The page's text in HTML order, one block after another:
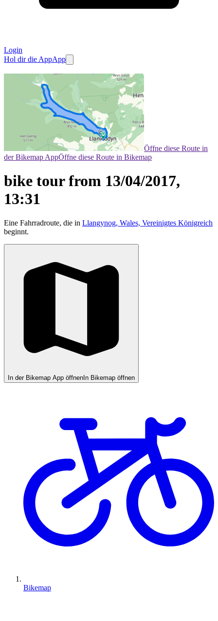
Login
Hol dir die AppApp
Öffne diese Route in
der Bikemap AppÖffne diese Route in Bikemap
bike tour from 13/04/2017,
13:31
Eine Fahrradroute, die in Llangynog, Wales, Vereinigtes Königreich
beginnt.
In der Bikemap App öffnen In Bikemap öffnen
Bikemap